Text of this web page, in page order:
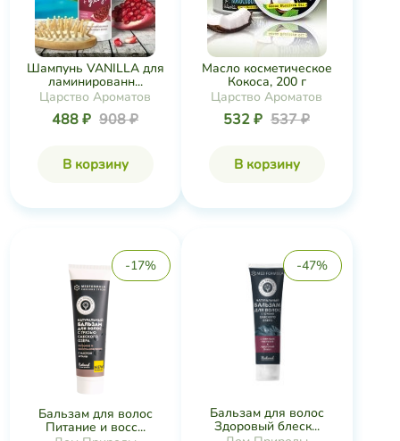
Шампунь VANILLA для
ламинированн...
Царство Ароматов
488 ₽ 908 ₽
В корзину
Масло косметическое
Кокоса, 200 г
Царство Ароматов
532 ₽ 537 ₽
В корзину
-17%
Бальзам для волос
Питание и восс...
-47%
Бальзам для волос
Здоровый блеск...